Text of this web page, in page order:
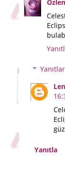
Yanıtlar
Yanıtla